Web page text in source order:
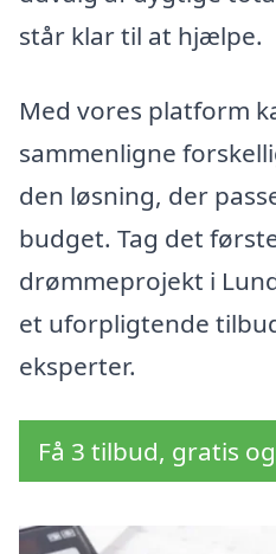
står klar til at hjælpe.
Med vores platform
sammenligne
den løsning, der
budget. Tag det
drømmeprojekt i
et uforpligtende
eksperter.
Få 3 tilbud, gratis